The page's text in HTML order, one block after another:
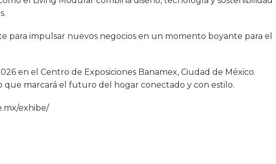
para impulsar nuevos negocios en un momento boyante para el
en el Centro de Exposiciones Banamex, Ciudad de México.
marcará el futuro del hogar conectado y con estilo.
exhibe/